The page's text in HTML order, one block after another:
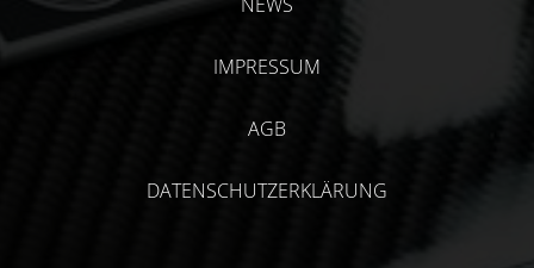
IMPRESSUM
AGB
DATENSCHUTZERKLÄRUNG